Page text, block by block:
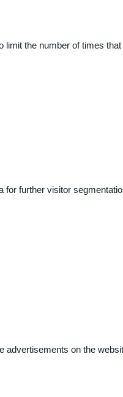
the number of times
for further visitor
advertisements on the